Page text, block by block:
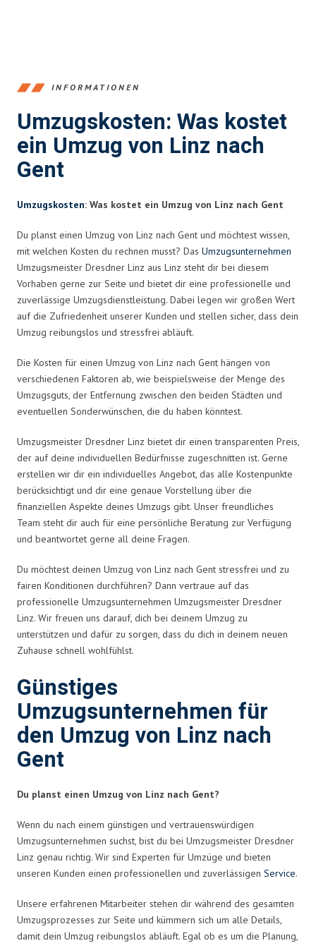
INFORMATIONEN
Umzugskosten: Was kostet
ein Umzug von Linz nach
Gent
Umzugskosten: Was kostet ein Umzug von Linz nach Gent
Du planst einen Umzug von Linz nach Gent und möchtest wissen,
mit welchen Kosten du rechnen musst? Das Umzugsunternehmen
Umzugsmeister Dresdner Linz aus Linz steht dir bei diesem
Vorhaben gerne zur Seite und bietet dir eine professionelle und
zuverlässige Umzugsdienstleistung. Dabei legen wir großen Wert
auf die Zufriedenheit unserer Kunden und stellen sicher, dass dein
Umzug reibungslos und stressfrei abläuft.
Die Kosten für einen Umzug von Linz nach Gent hängen von
verschiedenen Faktoren ab, wie beispielsweise der Menge des
Umzugsguts, der Entfernung zwischen den beiden Städten und
eventuellen Sonderwünschen, die du haben könntest.
Umzugsmeister Dresdner Linz bietet dir einen transparenten Preis,
der auf deine individuellen Bedürfnisse zugeschnitten ist. Gerne
erstellen wir dir ein individuelles Angebot, das alle Kostenpunkte
berücksichtigt und dir eine genaue Vorstellung über die
finanziellen Aspekte deines Umzugs gibt. Unser freundliches
Team steht dir auch für eine persönliche Beratung zur Verfügung
und beantwortet gerne all deine Fragen.
Du möchtest deinen Umzug von Linz nach Gent stressfrei und zu
fairen Konditionen durchführen? Dann vertraue auf das
professionelle Umzugsunternehmen Umzugsmeister Dresdner
Linz. Wir freuen uns darauf, dich bei deinem Umzug zu
unterstützen und dafür zu sorgen, dass du dich in deinem neuen
Zuhause schnell wohlfühlst.
Günstiges
Umzugsunternehmen für
den Umzug von Linz nach
Gent
Du planst einen Umzug von Linz nach Gent?
Wenn du nach einem günstigen und vertrauenswürdigen
Umzugsunternehmen suchst, bist du bei Umzugsmeister Dresdner
Linz genau richtig. Wir sind Experten für Umzüge und bieten
unseren Kunden einen professionellen und zuverlässigen Service.
Unsere erfahrenen Mitarbeiter stehen dir während des gesamten
Umzugsprozesses zur Seite und kümmern sich um alle Details,
damit dein Umzug reibungslos abläuft. Egal ob es um die Planung,